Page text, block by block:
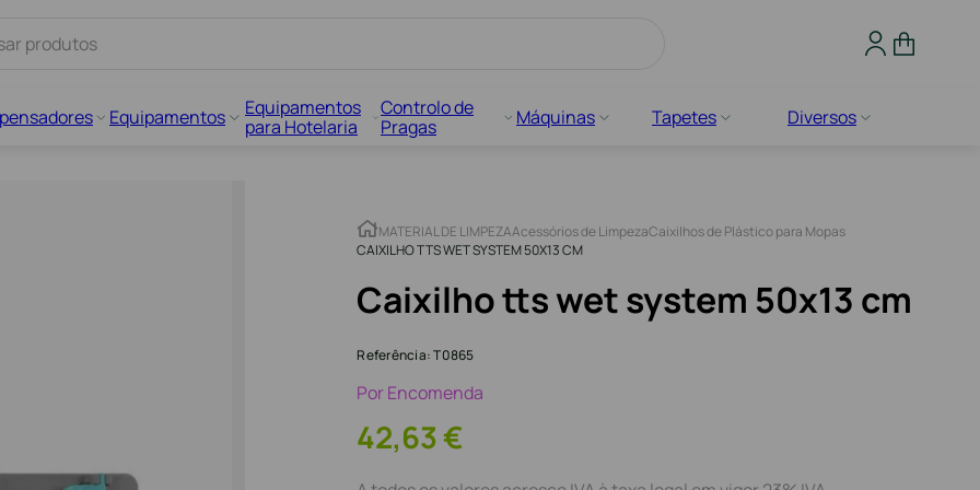
Equipamentos
Equipamentos
para Hotelaria
Controlo de
Pragas
Máquinas Tapetes Diversos
MATERIAL DE LIMPEZAAcessórios de LimpezaCaixilhos de Plástico para Mopas
CAIXILHO TTS WET SYSTEM 50X13 CM
Caixilho tts wet system 50x13 cm
Referência:T0865
Por Encomenda
42,63€